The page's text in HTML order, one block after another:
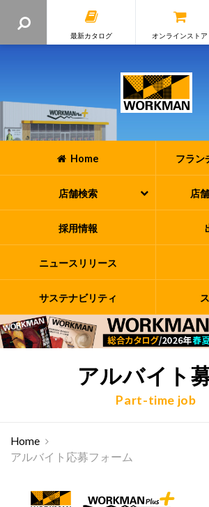
最新カタログ オンラインストア
Home フラン
店舗検索 店
採用情報
ニュースリリース
サステナビリティ
アルバイト
Part-time job
Home
アルバイト応募フォーム